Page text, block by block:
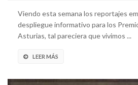
Viendo esta semana los reportajes
despliegue informativo para los
Asturias, tal pareciera que vivimos ...
LEER MÁS